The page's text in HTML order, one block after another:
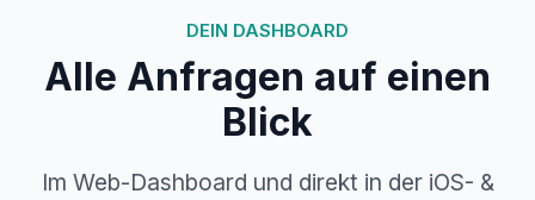
DEIN DASHBOARD
Alle Anfragen auf einen
Blick
Im Web-Dashboard und direkt in der iOS- &